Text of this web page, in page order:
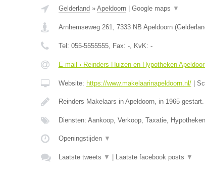
Gelderland » Apeldoorn| Google maps ▼
Arnhemseweg 261, 7333 NB Apeldoorn(
Tel: 055-5555555, Fax: -, KvK: -
E-mail › Reinders Huizen en Hypotheken
Website: https://www.makelaarinapeldoorn.nl/|
Reinders Makelaars in Apeldoorn, in 1965
Diensten: Aankoop, Verkoop, Taxatie, Hypotheken
Openingstijden ▼
Laatste tweets ▼ Laatste facebook posts ▼